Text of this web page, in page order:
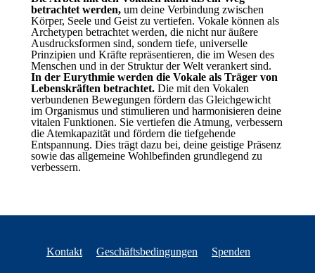
betrachtet werden, um deine Verbindung zwischen
Körper, Seele und Geist zu vertiefen. Vokale können als
Archetypen betrachtet werden, die nicht nur äußere
Ausdrucksformen sind, sondern tiefe, universelle
Prinzipien und Kräfte repräsentieren, die im Wesen des
Menschen und in der Struktur der Welt verankert sind.
In der Eurythmie werden die Vokale als Träger von
Lebenskräften betrachtet. Die mit den Vokalen
verbundenen Bewegungen fördern das Gleichgewicht
im Organismus und stimulieren und harmonisieren deine
vitalen Funktionen. Sie vertiefen die Atmung, verbessern
die Atemkapazität und fördern die tiefgehende
Entspannung. Dies trägt dazu bei, deine geistige Präsenz
sowie das allgemeine Wohlbefinden grundlegend zu
verbessern.
Kontakt Geschäftsbedingungen Spenden